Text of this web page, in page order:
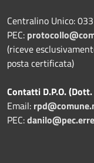
Centralino Unico:
PEC:
(riceve
posta certificata)
Contatti D.P.O.
Email:
PEC: